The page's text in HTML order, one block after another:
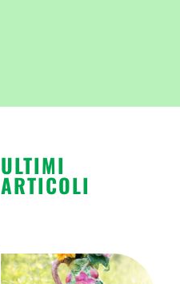
ULTIMI
ARTICOLI